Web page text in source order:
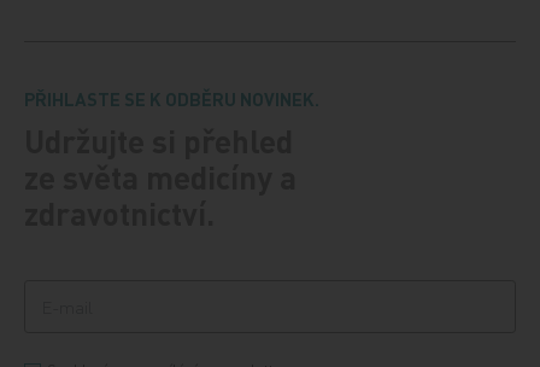
PŘIHLASTE SE K ODBĚRU NOVINEK.